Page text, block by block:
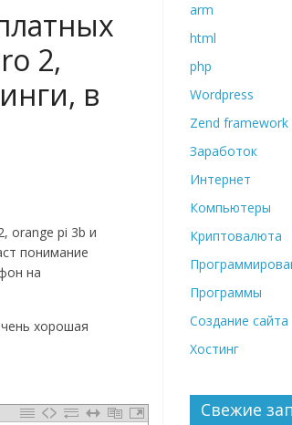
2,
в
orange pi 3b и
понимание
на
хорошая
arm
html
php
Wordpress
Zend framework
Заработок
Интернет
Компьютеры
Криптовалюта
Программы
Создание сайта
Хостинг
Свежие